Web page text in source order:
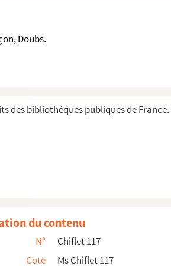
Doubs.
des bibliothèques publiques de
et chapelain de l'infant gouverneur des Pays-
manipulas ex autographo... »
(1614)
à Bruxelles, 1624
Routartdu contenu
N°
Chiflet 117
Cote
Ms Chiflet 117